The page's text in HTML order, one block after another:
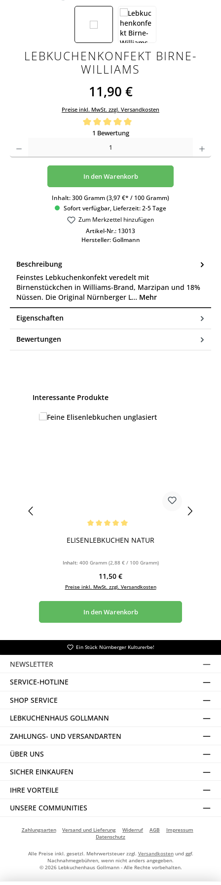
LEBKUCHENKONFEKT BIRNE-
WILLIAMS
11,90 €
Inhalt:300 Gramm(3,97 €* / 100 Gramm)
Preise inkl. MwSt. zzgl. Versandkosten
Durchschnittliche Bewertung von 5 von 5 Sternen
1 Bewertung
Sofort verfügbar, Lieferzeit: 2-5 Tage
In den Warenkorb
Zum Merkzettel hinzufügen
Artikel-Nr.: 13013
Hersteller:Gollmann
Beschreibung
Feinstes Lebkuchenkonfekt veredelt mit
Birnenstückchen in Williams-Brand, Marzipan und 18%
Nüssen. Die Original Nürnberger L… Mehr
Eigenschaften
Bewertungen
Produktgalerie überspringen
Interessante Produkte
ELISENLEBKUCHEN NATUR
Inhalt: 400 Gramm (2,88 € / 100 Gramm)
Regulärer Preis:
11,50 €
Preise inkl. MwSt. zzgl. Versandkosten
In den Warenkorb
Ein Stück Nürnberger Kulturerbe!
NEWSLETTER
SERVICE-HOTLINE
SHOP SERVICE
LEBKUCHENHAUS GOLLMANN
ZAHLUNGS- UND VERSANDARTEN
ÜBER UNS
SICHER EINKAUFEN
IHRE VORTEILE
UNSERE COMMUNITIES
Zahlungsarten Versand und Lieferung Widerruf AGB
Impressum
Datenschutz
Alle Preise inkl. gesetzl. Mehrwertsteuer zzgl. Versandkostenund ggf.
Nachnahmegebühren, wenn nicht anders angegeben.
© 2026 Lebkuchenhaus Gollmann - Alle Rechte vorbehalten.